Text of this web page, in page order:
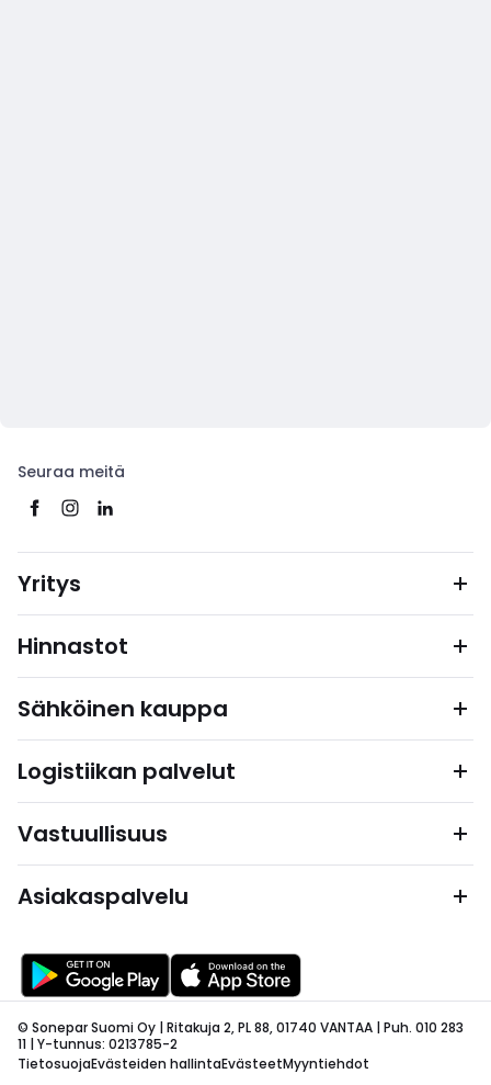
Seuraa meitä
Yritys
Hinnastot
Sähköinen kauppa
Logistiikan palvelut
Vastuullisuus
Asiakaspalvelu
© Sonepar Suomi Oy | Ritakuja 2, PL 88, 01740 VANTAA | Puh. 010 283
11 | Y-tunnus: 0213785-2
TietosuojaEvästeiden hallintaEvästeetMyyntiehdot